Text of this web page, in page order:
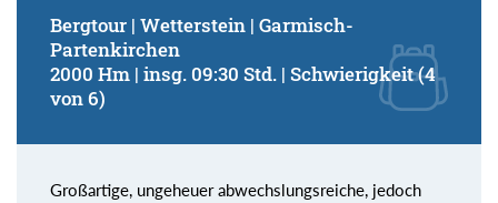
Bergtour | Wetterstein | Garmisch-
Partenkirchen
2000 Hm | insg. 09:30 Std. | Schwierigkeit (4
von 6)
Großartige, ungeheuer abwechslungsreiche, jedoch